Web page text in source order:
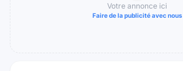
Votre annonce ici
Faire de la publicité avec nous